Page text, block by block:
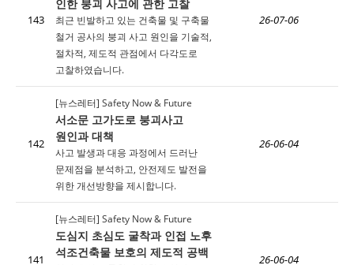
143
인한 붕괴 사고에 관한 고찰
최근 빈발하고 있는 건축물 및 구축물
철거 공사의 붕괴 사고 원인을 기술적,
절차적, 제도적 관점에서 다각도로
고찰하였습니다.
26-07-06
142
[뉴스레터] Safety Now & Future
서소문 고가도로 붕괴사고
원인과 대책
사고 발생과 대응 과정에서 드러난
문제점을 분석하고, 안전제도 발전을
위한 개선방향을 제시합니다.
26-06-04
141
[뉴스레터] Safety Now & Future
도심지 초심도 굴착과 인접 노후
석조건축물 보호의 제도적 공백
26-06-04